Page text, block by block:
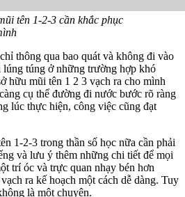
tên 1-2-3 cần khắc phục
thông qua bao quát và không đi vào
túng ở những trường hợp khó
hữu mũi tên 1 2 3 vạch ra cho mình
cụ thể đường đi nước bước rõ ràng
lúc thực hiện, công việc cũng đạt
1-2-3 trong thần số học nữa cần phải
và lưu ý thêm những chi tiết để mọi
trí óc và trực quan nhạy bén hơn
ra kế hoạch một cách dễ dàng. Tuy
là một chuyện.